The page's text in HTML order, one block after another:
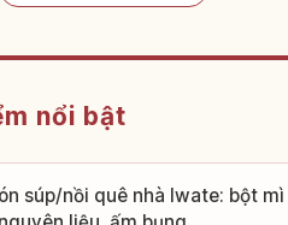
nổi bật
súp/nồi quê nhà Iwate: bột